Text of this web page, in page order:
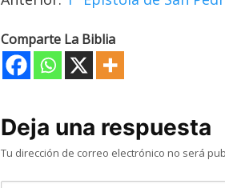
Comparte La Biblia
Deja una respuesta
Tu dirección de correo electrónico no será